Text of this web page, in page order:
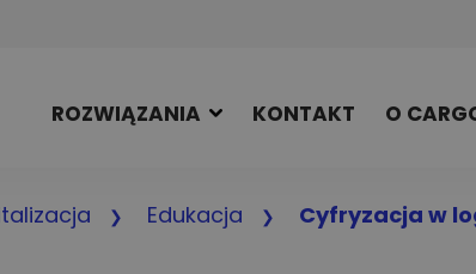
ROZWIĄZANIA KONTAKT O
Edukacja
Cyfryzacja w